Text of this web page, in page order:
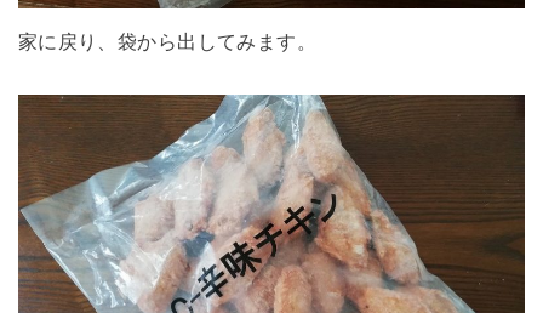
家に戻り、袋から出してみます。